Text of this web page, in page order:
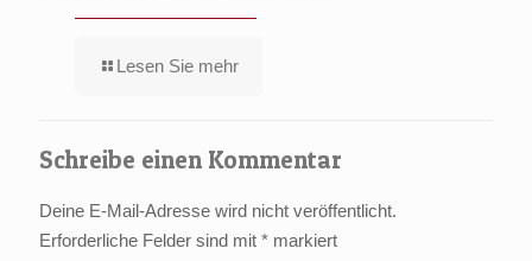
Lesen Sie mehr
Schreibe einen Kommentar
Deine E-Mail-Adresse wird nicht veröffentlicht.
Erforderliche Felder sind mit * markiert